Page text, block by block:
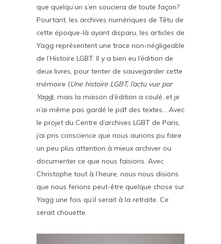
que quelqu’un s’en souciera de toute façon?
Pourtant, les archives numériques de Têtu de
cette époque-là ayant disparu, les articles de
Yagg représentent une trace non-négligeable
de l’Histoire LGBT. Il y a bien eu l’édition de
deux livres, pour tenter de sauvegarder cette
mémoire (Une histoire LGBT, l’actu vue par
Yagg), mais la maison d’édition a coulé, et je
n’ai même pas gardé le pdf des textes… Avec
le projet du Centre d’archives LGBT de Paris,
j’ai pris conscience que nous aurions pu faire
un peu plus attention à mieux archiver ou
documenter ce que nous faisions. Avec
Christophe tout à l’heure, nous nous disions
que nous ferions peut-être quelque chose sur
Yagg une fois qu’il serait à la retraite. Ce
serait chouette.